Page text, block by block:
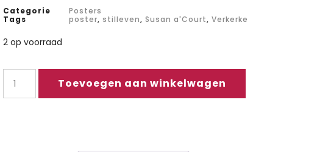
Categorie
Posters
Tags
poster, stilleven, Susan a'Court, Verkerke
2 op voorraad
Toevoegen aan winkelwagen